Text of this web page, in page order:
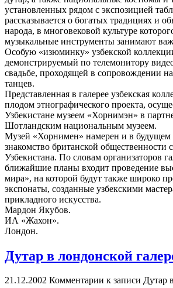
установленных рядом с экспозицией
рассказывается о богатых традициях и
народа, в многовековой культуре
музыкальные инструменты занимают
Особую «изюминку» узбекской
демонстрируемый по телемонитору
свадьбе, проходящей в сопровождении
танцев.
Представленная в галерее узбекская
плодом этнографического проекта,
Узбекистане музеем «Хорнимэн» в
Шотландским национальным музеем.
Музей «Хорнимен» намерен и в будущем
знакомство британской общественности
Узбекистана. По словам организаторов
ближайшие планы входит проведение
мира», на которой будут также широко
экспонаты, созданные узбекскими
прикладного искусства.
Мардон Якубов.
ИА «Жахон».
Лондон.
Дутар в лондонской
21.12.2002 Комментарии к записи Дутар